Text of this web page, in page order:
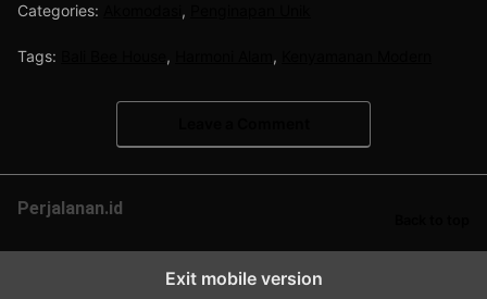
Categories: ,
Tags: , ,
Perjalanan.id
Exit mobile version